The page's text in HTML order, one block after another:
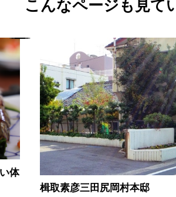
こんなページも見て
体
楫取素彦三田尻岡村本邸